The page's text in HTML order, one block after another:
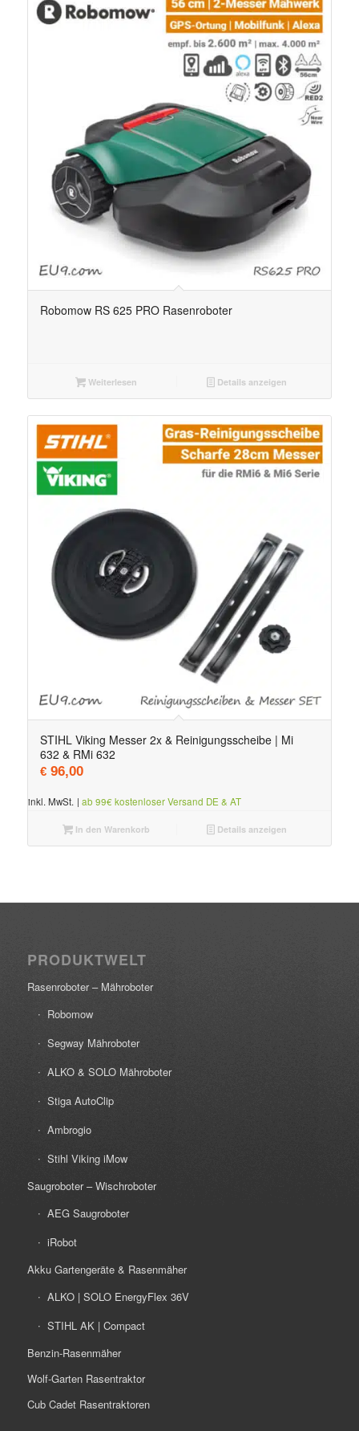
5.00
Robomow RS 625 PRO Rasenroboter
Weiterlesen Details anzeigen
STIHL Viking Messer 2x & Reinigungsscheibe | Mi
632 & RMi 632
€96,00
inkl. MwSt. | ab 99€ kostenloser Versand DE & AT
In den Warenkorb Details anzeigen
PRODUKTWELT
Rasenroboter – Mähroboter
Robomow
Segway Mähroboter
ALKO & SOLO Mähroboter
Stiga AutoClip
Ambrogio
Stihl Viking iMow
Saugroboter – Wischroboter
AEG Saugroboter
iRobot
Akku Gartengeräte & Rasenmäher
ALKO | SOLO EnergyFlex 36V
STIHL AK | Compact
Benzin-Rasenmäher
Wolf-Garten Rasentraktor
Cub Cadet Rasentraktoren